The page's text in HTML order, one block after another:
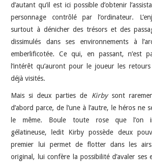
d’autant qu’il est ici possible d’obtenir
personnage contrôlé par l’ordinateur.
surtout à dénicher des trésors et des
dissimulés dans ses environnements à
emberlificotée. Ce qui, en passant, n’est
l’intérêt qu’auront pour le joueur les
déjà visités.
Mais si deux parties de Kirbysont
d’abord parce, de l’une à l’autre, le héros ne
le même. Boule toute rose que l’on
gélatineuse, ledit Kirby possède deux
premier lui permet de flotter dans les
original, lui confère la possibilité d’avaler ses